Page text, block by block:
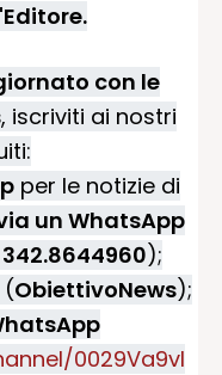
con le
, iscriviti ai nostri
per le notizie di
un WhatsApp
);
(ObiettivoNews);
0029Va9vI